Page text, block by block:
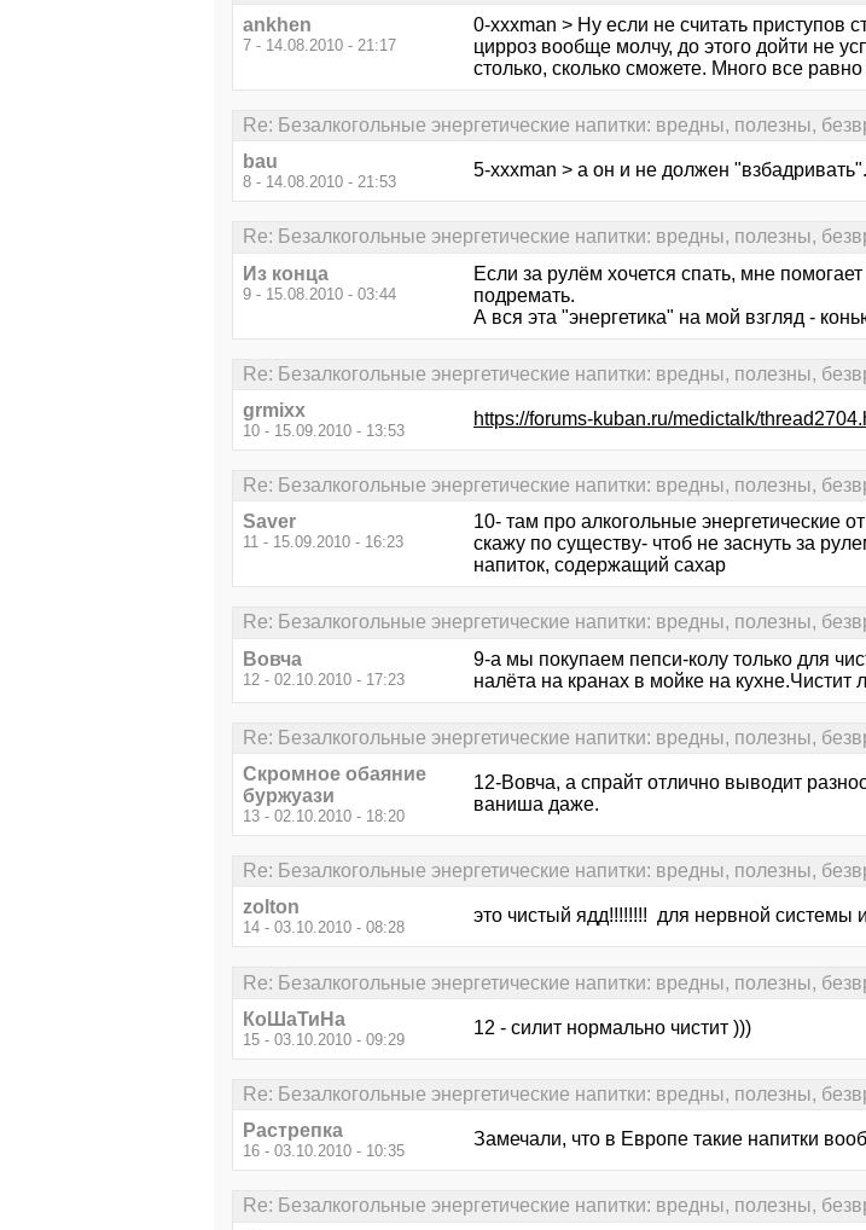
ankhen
7 - 14.08.2010 - 21:17
0-xxxman > Ну если не считать приступов
цирроз вообще молчу, до этого дойти не
столько, сколько сможете. Много все равно
Re: Безалкогольные энергетические напитки: вредны, полезны,
bau
8 - 14.08.2010 - 21:53
5-xxxman > а он и не должен
Re: Безалкогольные энергетические напитки: вредны, полезны,
Из конца
9 - 15.08.2010 - 03:44
Если за рулём хочется спать, мне
подремать.
А вся эта "энергетика" на мой взгляд -
Re: Безалкогольные энергетические напитки: вредны, полезны,
grmixx
10 - 15.09.2010 - 13:53
https://forums-kuban.ru/medictalk/
Re: Безалкогольные энергетические напитки: вредны, полезны,
Saver
11 - 15.09.2010 - 16:23
10- там про алкогольные энергетические
скажу по существу- чтоб не заснуть за
напиток, содержащий сахар
Re: Безалкогольные энергетические напитки: вредны, полезны,
Вовча
12 - 02.10.2010 - 17:23
9-а мы покупаем пепси-колу только для
налёта на кранах в мойке на
Re: Безалкогольные энергетические напитки: вредны, полезны,
Скромное обаяние
буржуази
13 - 02.10.2010 - 18:20
12-Вовча, а спрайт отлично выводит
ваниша даже.
Re: Безалкогольные энергетические напитки: вредны, полезны,
zolton
14 - 03.10.2010 - 08:28
это чистый ядд!!!!!!!! для нервной системы
Re: Безалкогольные энергетические напитки: вредны, полезны,
КоШаТиНа
15 - 03.10.2010 - 09:29
12 - силит нормально чистит )))
Re: Безалкогольные энергетические напитки: вредны, полезны,
Растрепка
16 - 03.10.2010 - 10:35
Замечали, что в Европе такие напитки
Re: Безалкогольные энергетические напитки: вредны, полезны,